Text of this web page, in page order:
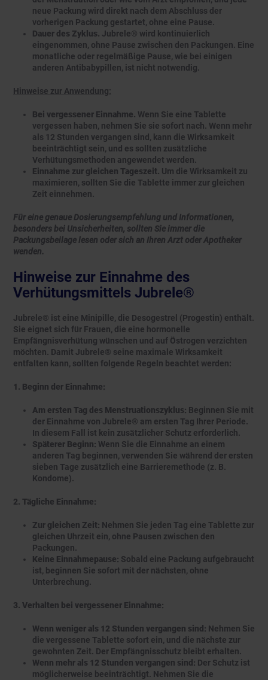
neue Packung wird direkt nach dem Abschluss der
vorherigen Packung gestartet, ohne eine Pause.
Dauer des Zyklus. Jubrele® wird kontinuierlich
eingenommen, ohne Pause zwischen den Packungen. Eine
monatliche oder regelmäßige Pause, wie bei einigen
anderen Antibabypillen, ist nicht notwendig.
Hinweise zur Anwendung:
Bei vergessener Einnahme. Wenn Sie eine Tablette
vergessen haben, nehmen Sie sie sofort nach. Wenn mehr
als 12 Stunden vergangen sind, kann die Wirksamkeit
beeinträchtigt sein, und es sollten zusätzliche
Verhütungsmethoden angewendet werden.
Einnahme zur gleichen Tageszeit. Um die Wirksamkeit zu
maximieren, sollten Sie die Tablette immer zur gleichen
Zeit einnehmen.
Für eine genaue Dosierungsempfehlung und Informationen,
besonders bei Unsicherheiten, sollten Sie immer die
Packungsbeilage lesen oder sich an Ihren Arzt oder Apotheker
wenden.
Hinweise zur Einnahme des
Verhütungsmittels Jubrele®
Jubrele® ist eine Minipille, die Desogestrel (Progestin) enthält.
Sie eignet sich für Frauen, die eine hormonelle
Empfängnisverhütung wünschen und auf Östrogen verzichten
möchten. Damit Jubrele® seine maximale Wirksamkeit
entfalten kann, sollten folgende Regeln beachtet werden:
1. Beginn der Einnahme:
Am ersten Tag des Menstruationszyklus: Beginnen Sie mit
der Einnahme von Jubrele® am ersten Tag Ihrer Periode.
In diesem Fall ist kein zusätzlicher Schutz erforderlich.
Späterer Beginn: Wenn Sie die Einnahme an einem
anderen Tag beginnen, verwenden Sie während der ersten
sieben Tage zusätzlich eine Barrieremethode (z. B.
Kondome).
2. Tägliche Einnahme:
Zur gleichen Zeit: Nehmen Sie jeden Tag eine Tablette zur
gleichen Uhrzeit ein, ohne Pausen zwischen den
Packungen.
Keine Einnahmepause: Sobald eine Packung aufgebraucht
ist, beginnen Sie sofort mit der nächsten, ohne
Unterbrechung.
3. Verhalten bei vergessener Einnahme:
Wenn weniger als 12 Stunden vergangen sind: Nehmen Sie
die vergessene Tablette sofort ein, und die nächste zur
gewohnten Zeit. Der Empfängnisschutz bleibt erhalten.
Wenn mehr als 12 Stunden vergangen sind: Der Schutz ist
möglicherweise beeinträchtigt. Nehmen Sie die